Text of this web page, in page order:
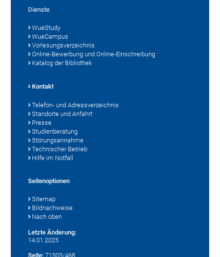
Dienste
WueStudy
WueCampus
Vorlesungsverzeichnis
Online-Bewerbung und Online-Einschreibung
Katalog der Bibliothek
Kontakt
Telefon- und Adressverzeichnis
Standorte und Anfahrt
Presse
Studienberatung
Störungsannahme
Technischer Betrieb
Hilfe im Notfall
Seitenoptionen
Sitemap
Bildnachweise
Nach oben
Letzte Änderung:
14.01.2025
Seite: 71505/468